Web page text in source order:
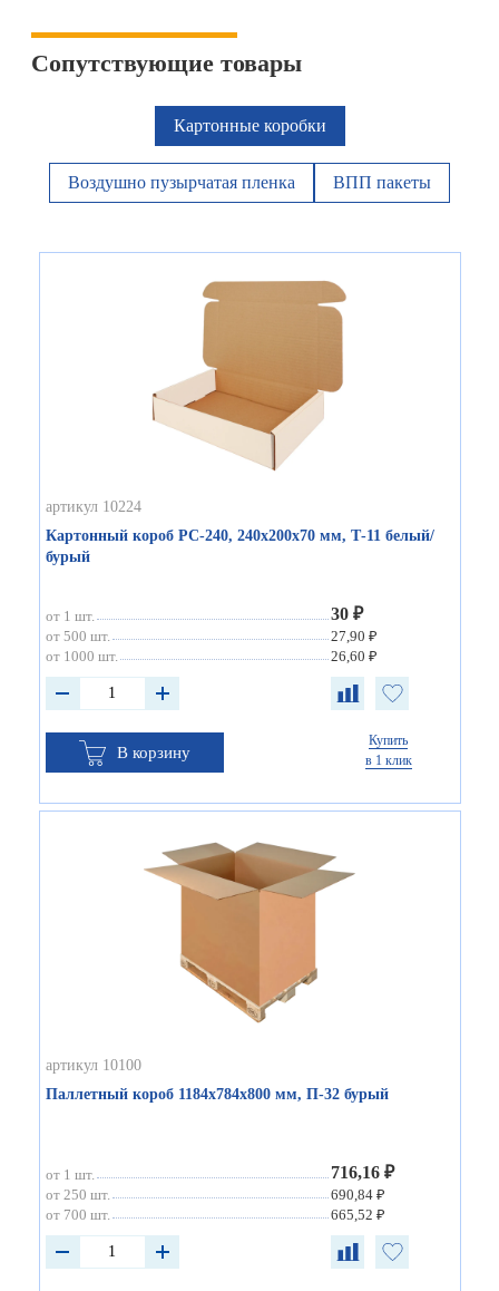
Сопутствующие товары
Картонные коробки
Воздушно пузырчатая пленка ВПП пакеты
артикул 10224
Картонный короб РС-240, 240х200х70 мм, Т-11 белый/
бурый
от 1 шт. 30 ₽
от 500 шт.
27,90 ₽
от 1000 шт.
26,60 ₽
В корзину
Купить
в 1 клик
артикул 10100
Паллетный короб 1184х784х800 мм, П-32 бурый
от 1 шт. 716,16 ₽
от 250 шт.
690,84 ₽
от 700 шт.
665,52 ₽